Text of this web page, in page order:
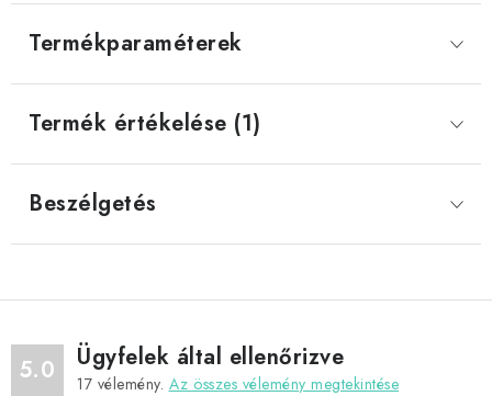
Termékparaméterek
Termék értékelése (1)
Beszélgetés
5.0 Ügyfelek által ellenőrizve
17 vélemény. Az összes vélemény megtekintése